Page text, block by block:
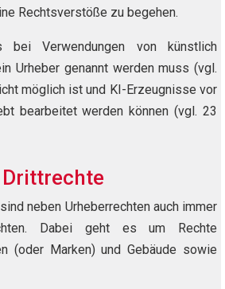
Rechtsverstöße zu begehen.
bei Verwendungen von künstlich
Urheber genannt werden muss (vgl.
möglich ist und KI-Erzeugnisse vor
bearbeitet werden können (vgl. 23
neben Urheberrechten auch immer
Dabei geht es um Rechte
(oder Marken) und Gebäude sowie